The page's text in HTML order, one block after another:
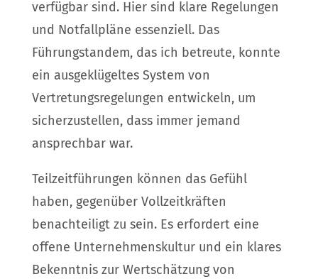
verfügbar sind. Hier sind klare Regelungen
und Notfallpläne essenziell. Das
Führungstandem, das ich betreute, konnte
ein ausgeklügeltes System von
Vertretungsregelungen entwickeln, um
sicherzustellen, dass immer jemand
ansprechbar war.
Teilzeitführungen können das Gefühl
haben, gegenüber Vollzeitkräften
benachteiligt zu sein. Es erfordert eine
offene Unternehmenskultur und ein klares
Bekenntnis zur Wertschätzung von